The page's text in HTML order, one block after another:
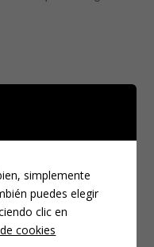
capacidades..no
que creo
en casa con
familiar
simplemente
puedes elegir
clic en
cookies